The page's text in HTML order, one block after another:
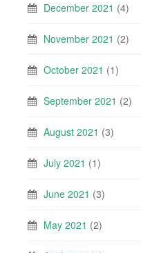
December 2021 (4)
November 2021 (2)
October 2021 (1)
September 2021 (2)
August 2021 (3)
July 2021 (1)
June 2021 (3)
May 2021 (2)